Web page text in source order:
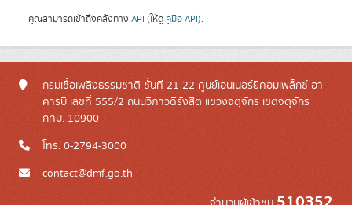
คุณสามารถเข้าถึงคลังทาง API (ให้ดู คู่มือ API).
กรมเชื้อเพลิงธรรมชาติ ชั้นที่ 21-22 ศูนย์เอนเนอร์ยี่คอมเพล็กซ์ อา
คารบี เลขที่ 555/2 ถนนวิภาวดีรังสิต แขวงจตุจักร เขตจตุจักร
กทม. 10900
โทร. 0-2794-3000
contact@dmf.go.th